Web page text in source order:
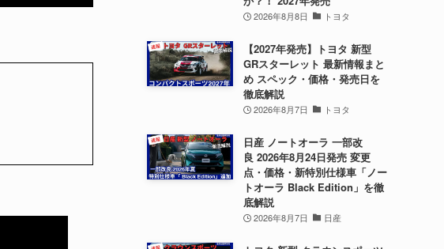
2026年8月8日 トヨタ
【2027年発売】トヨタ 新型
GRスターレット 最新情報まと
め スペック・価格・発売日を
徹底解説
2026年8月7日 トヨタ
日産 ノートオーラ 一部改
良 2026年8月24日発売 変更
点・価格・新特別仕様車「ノー
トオーラ Black Edition」を徹
底解説
2026年8月7日 日産